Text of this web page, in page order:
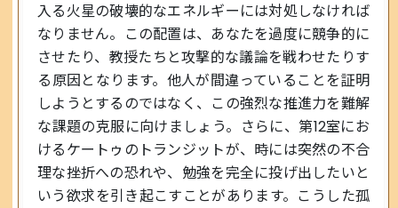
入る火星の破壊的なエネルギーには対処しなければ
なりません。この配置は、あなたを過度に競争的に
させたり、教授たちと攻撃的な議論を戦わせたりす
る原因となります。他人が間違っていることを証明
しようとするのではなく、この強烈な推進力を難解
な課題の克服に向けましょう。さらに、第12室にお
けるケートゥのトランジットが、時には突然の不合
理な挫折への恐れや、勉強を完全に投げ出したいと
いう欲求を引き起こすことがあります。こうした孤